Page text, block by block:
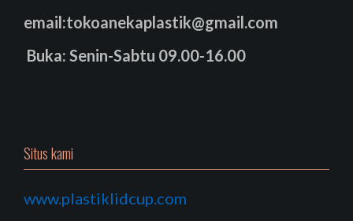
email:tokoanekaplastik@gmail.com
Buka: Senin-Sabtu 09.00-16.00
Situs kami
www.plastiklidcup.com